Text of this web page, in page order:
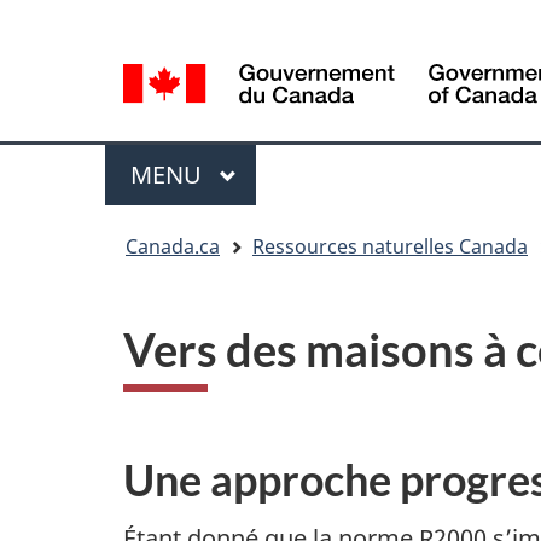
de
la
langue
selection
Menu
MENU PRINCIPAL
Canada.ca Ressources naturelles Canada
Vers des maisons
Une approche